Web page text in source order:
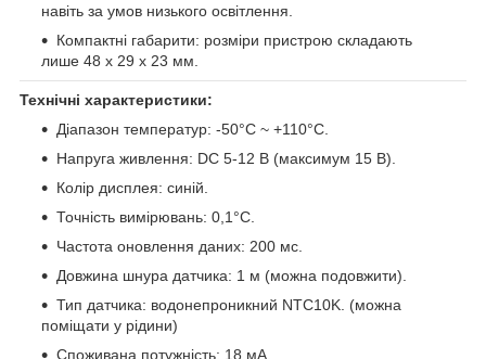
навіть за умов низького освітлення.
Компактні габарити: розміри пристрою складають
лише 48 х 29 х 23 мм.
Технічні характеристики:
Діапазон температур: -50°C ~ +110°C.
Напруга живлення: DC 5-12 В (максимум 15 В).
Колір дисплея: синій.
Точність вимірювань: 0,1°C.
Частота оновлення даних: 200 мс.
Довжина шнура датчика: 1 м (можна подовжити).
Тип датчика: водонепроникний NTC10K. (можна
поміщати у рідини)
Споживана потужність: 18 мА.